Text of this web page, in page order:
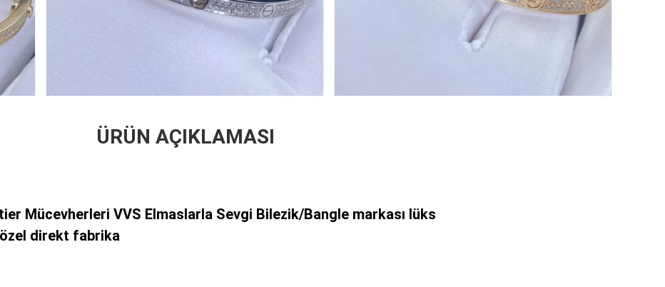
ÜRÜN AÇIKLAMASI
Mücevherleri VVS Elmaslarla Sevgi Bilezik/Bangle markası lüks
direkt fabrika